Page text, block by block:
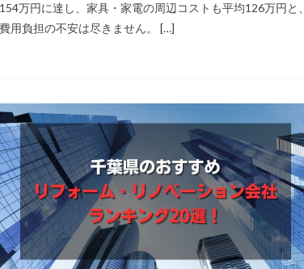
154万円に達し、家具・家電の周辺コストも平均126万円と、
費用負担の不安は尽きません。 […]